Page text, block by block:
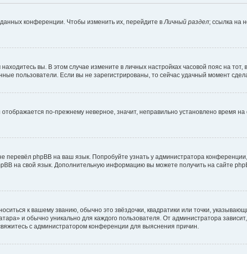
конференции. Чтобы изменить их, перейдите в Личный раздел; ссылка на
вы. В этом случае измените в личных настройках часовой пояс на тот,
пользователи. Если вы не зарегистрированы, то сейчас удачный момент
по-прежнему неверное, значит, неправильно установлено время
phpBB на ваш язык. Попробуйте узнать у администратора
на свой язык. Дополнительную информацию вы можете получить на сайте
к вашему званию, обычно это звёздочки, квадратики или точки,
и обычно уникально для каждого пользователя. От администратора
с администратором конференции для выяснения причин.